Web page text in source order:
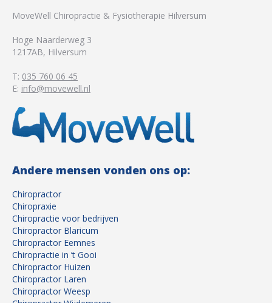
MoveWell Chiropractie & Fysiotherapie Hilversum
Hoge Naarderweg 3
1217AB, Hilversum
T: 035 760 06 45
E: info@movewell.nl
Andere mensen vonden ons op:
Chiropractor
Chiropraxie
Chiropractie voor bedrijven
Chiropractor Blaricum
Chiropractor Eemnes
Chiropractie in ’t Gooi
Chiropractor Huizen
Chiropractor Laren
Chiropractor Weesp